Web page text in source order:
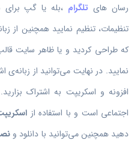
رسان های تلگرام ،بله یا گپ برای
تنظیمات، تنظیم نمایید همچنین از
که طراحی کردید و یا ظاهر سایت
نمایید. در نهایت می‌توانید از زبانه‌ی
افزونه و اسکریپت به اشتراک
اجتماعی است و با استفاده از
دهید همچنین می‌توانید با دانلود و